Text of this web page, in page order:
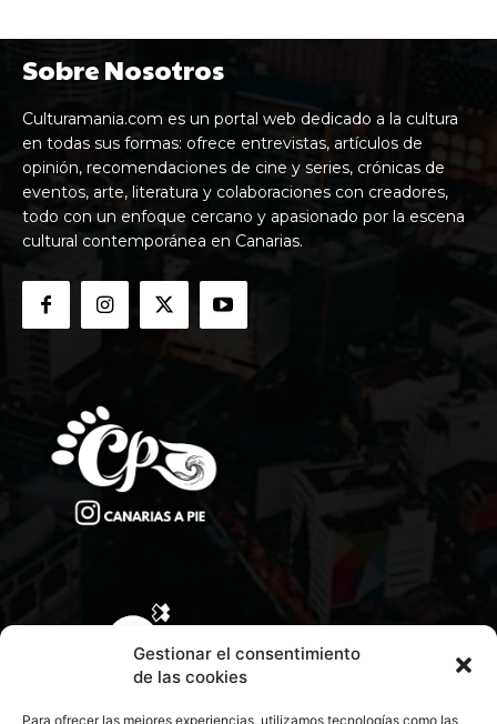
Gestionar el consentimiento
de las cookies
Para ofrecer las mejores experiencias, utilizamos tecnologías como las
Sobre Nosotros
Culturamania.com es un portal web dedicado a la cultura
en todas sus formas: ofrece entrevistas, artículos de
opinión, recomendaciones de cine y series, crónicas de
eventos, arte, literatura y colaboraciones con creadores,
todo con un enfoque cercano y apasionado por la escena
cultural contemporánea en Canarias.